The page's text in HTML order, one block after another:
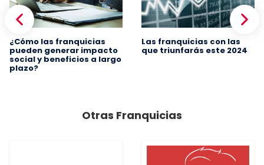
¿Cómo las franquicias
pueden generar impacto
social y beneficios a largo
plazo?
Las franquicias con las
que triunfarás este 2024
Otras Franquicias